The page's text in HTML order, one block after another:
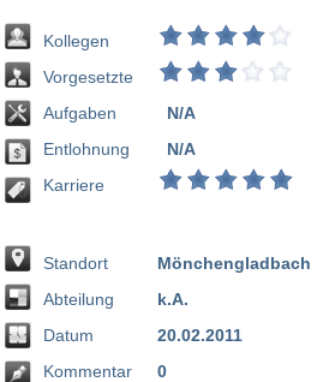
Kollegen
Vorgesetzte
Aufgaben
Entlohnung
Karriere
N/A
N/A
Standort
Abteilung
Datum
Kommentar
Mönchengladbach
k.A.
20.02.2011
0